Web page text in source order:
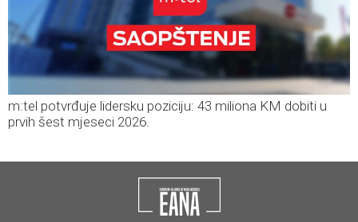
m:tel potvrđuje lidersku poziciju: 43 miliona KM dobiti u
prvih šest mjeseci 2026.